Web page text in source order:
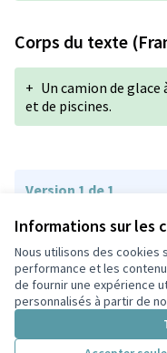
Informations sur les
Nous utilisons des cookies
performance et les
de fournir une expérience
personnalisés à partir de
Corps du texte
+ Un camion de
et de piscines.
Version 1 de 1
Conditions d'utilisation
Paramètres des cookies
Participez Villeurbanne sur X
(Lien externe)
ParticipezParticipezParticipez
(Lien